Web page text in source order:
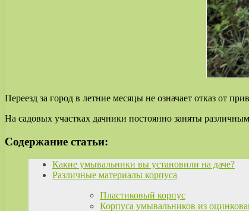
Переезд за город в летние месяцы не означает отказ от
На садовых участках дачники постоянно заняты
Содержание статьи:
Какие умывальники вы установили на даче?
Различные материалы корпуса
Пластиковый корпус
Корпуса умывальников из